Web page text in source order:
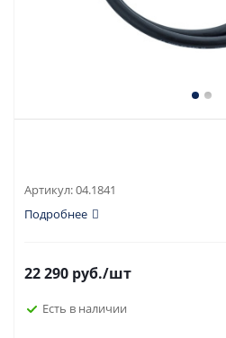
Артикул:04.1841
Подробнее
22 290 руб./шт
Есть в наличии